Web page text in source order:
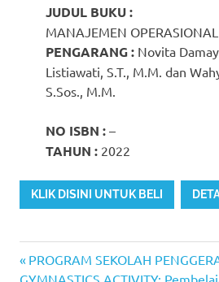
JUDUL BUKU :
MANAJEMEN
PENGARANG : Novita
Listiawati, S.T., M.M. dan
S.Sos., M.M.
NO ISBN : –
TAHUN : 2022
KLIK DISINI UNTUK BELI
Post
Previous
Post:
PROGRAM SEKOLAH
Next